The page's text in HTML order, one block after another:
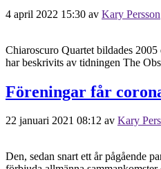
4 april 2022 15:30 av Kary Persson
Chiaroscuro Quartet bildades
har beskrivits av tidningen The
Föreningar får
22 januari 2021 08:12 av Kary
Den, sedan snart ett år pågående